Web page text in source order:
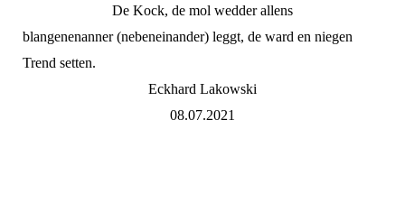
De Kock, de mol wedder allens
blangenenanner (nebeneinander) leggt, de ward en niegen
Trend setten.
Eckhard Lakowski
08.07.2021